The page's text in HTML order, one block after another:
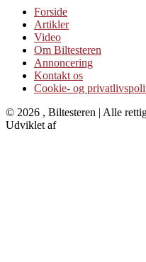
Forside
Artikler
Video
Om Biltesteren
Annoncering
Kontakt os
Cookie- og
© 2026 , Biltesteren | Alle
Udviklet af